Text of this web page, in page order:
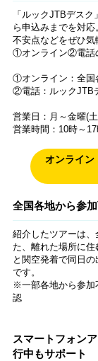
「ルックJTBデス
ら申込みまでを対
不安点などをぜひ気
①オンライン②電話
①オンライン：全国
②電話：ルックJTB
営業日：月～金曜(
営業時間：10時～
オンライン
全国各地から参加
紹介したツアーは
た、離れた場所に
と関空発着で同日
です。
※一部各地から参加
認
スマートフォン
行中もサポート